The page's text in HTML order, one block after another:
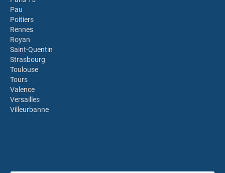
Pau
Poitiers
Rennes
Royan
Saint-Quentin
Strasbourg
Toulouse
Tours
Valence
Versailles
Villeurbanne